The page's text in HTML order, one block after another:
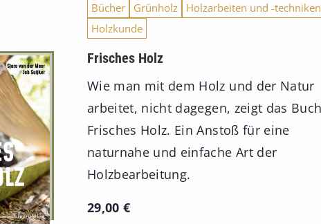
Bücher Grünholz
Holzarbeiten und -techniken
Holzkunde
Frisches Holz
Wie man mit dem Holz und der Natur
arbeitet, nicht dagegen, zeigt das
Frisches Holz. Ein Anstoß für eine
naturnahe und einfache Art der
Holzbearbeitung.
29,00 €